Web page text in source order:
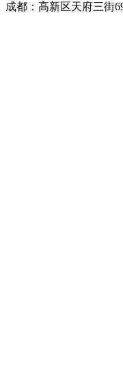
成都：高新区天府三街